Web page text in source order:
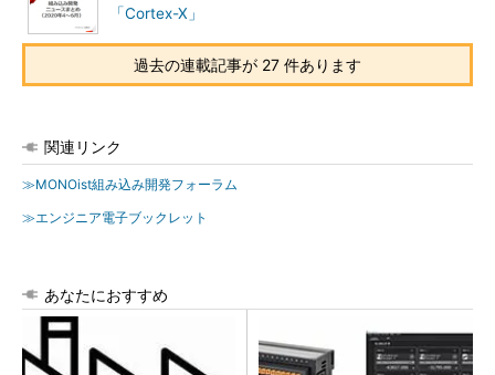
「Cortex-X」
過去の連載記事が 27 件あります
関連リンク
≫MONOist組み込み開発フォーラム
≫エンジニア電子ブックレット
あなたにおすすめ